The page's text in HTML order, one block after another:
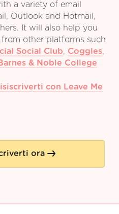
a variety of email
Outlook and Hotmail,
It will also help you
other platforms such
Social Club, Coggles,
& Noble College
con Leave Me
ora